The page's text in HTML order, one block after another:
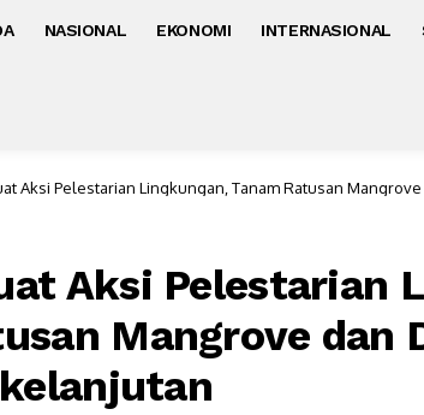
NASIONAL EKONOMI INTERNASIONAL
Aksi Pelestarian Lingkungan, Tanam Ratusan
Aksi Pelestarian
Mangrove dan